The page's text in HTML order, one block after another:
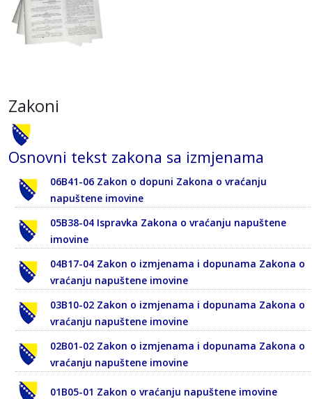
Zakoni
Osnovni tekst zakona sa izmjenama
06B41-06 Zakon o dopuni Zakona o vraćanju
napuštene imovine
05B38-04 Ispravka Zakona o vraćanju napuštene
imovine
04B17-04 Zakon o izmjenama i dopunama Zakona o
vraćanju napuštene imovine
03B10-02 Zakon o izmjenama i dopunama Zakona o
vraćanju napuštene imovine
02B01-02 Zakon o izmjenama i dopunama Zakona o
vraćanju napuštene imovine
01B05-01 Zakon o vraćanju napuštene imovine